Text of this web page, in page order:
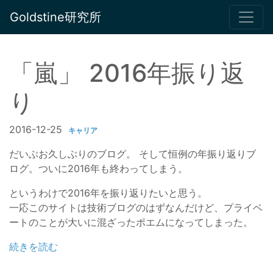
Goldstine研究所
「嵐」 2016年振り返
り
2016-12-25 キャリア
だいぶお久しぶりのブログ。 そして恒例の年振り返りブ
ログ。ついに2016年も終わってしまう。
というわけで2016年を振り返りたいと思う。
一応このサイトは技術ブログのはずなんだけど、プライベ
ートのことが大いに混ざったポエムになってしまった。
続きを読む